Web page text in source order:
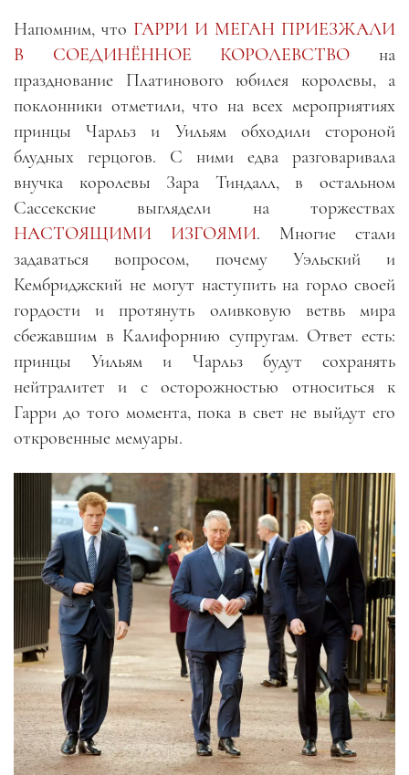
Напомним, что ГАРРИ И МЕГАН ПРИЕЗЖАЛИ
В СОЕДИНЁННОЕ КОРОЛЕВСТВО на
празднование Платинового юбилея королевы, а
поклонники отметили, что на всех мероприятиях
принцы Чарльз и Уильям обходили стороной
блудных герцогов. С ними едва разговаривала
внучка королевы Зара Тиндалл, в остальном
Сассекские выглядели на торжествах
НАСТОЯЩИМИ ИЗГОЯМИ. Многие стали
задаваться вопросом, почему Уэльский и
Кембриджский не могут наступить на горло своей
гордости и протянуть оливковую ветвь мира
сбежавшим в Калифорнию супругам. Ответ есть:
принцы Уильям и Чарльз будут сохранять
нейтралитет и с осторожностью относиться к
Гарри до того момента, пока в свет не выйдут его
откровенные мемуары.